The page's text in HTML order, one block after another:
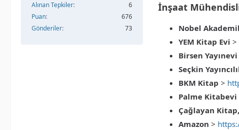
Alınan Tepkiler
6
Puan
676
Gönderiler
73
İnşaat
Nobel
YEM Kitap Evi >
Birsen Yayınevi
Seçkin
BKM Kitap >
Palme Kitabevi
Çağlayan
Amazon >